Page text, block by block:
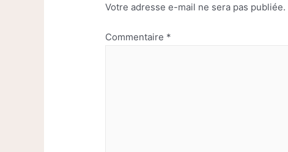
Votre adresse e-mail ne sera pas publiée.
Commentaire *